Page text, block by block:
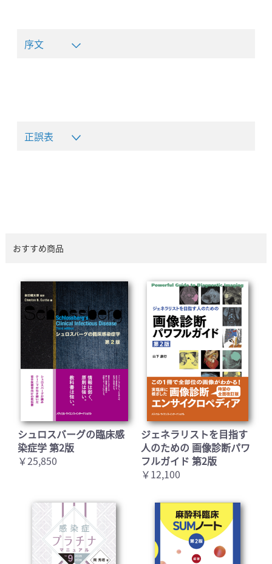
序文
正誤表
おすすめ商品
シュロスバーグの臨床感
染症学 第2版
￥25,850
ジェネラリストを目指す
人のための 画像診断パワ
フルガイド 第2版
￥12,100